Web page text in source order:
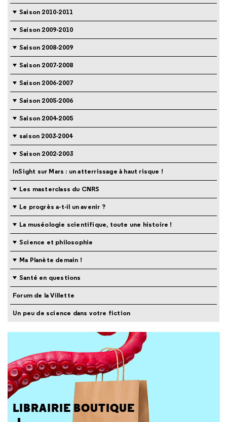
Saison 2010-2011
Saison 2009-2010
Saison 2008-2009
Saison 2007-2008
Saison 2006-2007
Saison 2005-2006
Saison 2004-2005
saison 2003-2004
Saison 2002-2003
InSight sur Mars : un atterrissage à haut risque !
Les masterclass du CNRS
Le progrès a-t-il un avenir ?
La muséologie scientifique, toute une histoire !
Science et philosophie
Ma Planète demain !
Santé en questions
Forum de la Villette
Un peu de science dans votre fiction
LIBRAIRIE BOUTIQUE